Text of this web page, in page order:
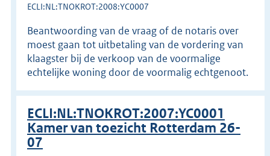
ECLI:NL:TNOKROT:2008:YC0007
Beantwoording van de vraag of de notaris over
moest gaan tot uitbetaling van de vordering van
klaagster bij de verkoop van de voormalige
echtelijke woning door de voormalig echtgenoot.
ECLI:NL:TNOKROT:2007:YC0001
Kamer van toezicht Rotterdam 26-
07